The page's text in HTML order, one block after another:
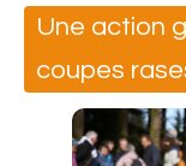
Une action
coupes